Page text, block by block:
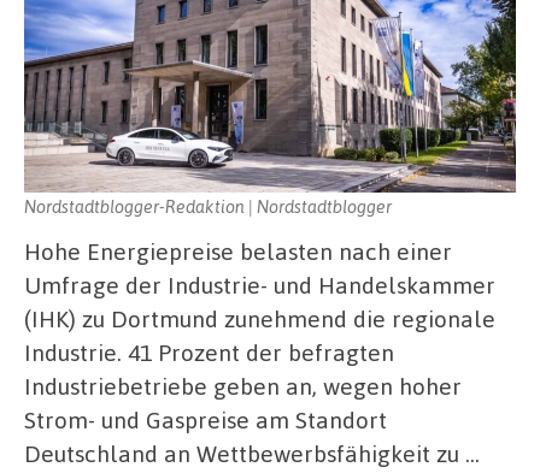
Nordstadtblogger-Redaktion | Nordstadtblogger
Hohe Energiepreise belasten nach einer
Umfrage der Industrie- und Handelskammer
(IHK) zu Dortmund zunehmend die regionale
Industrie. 41 Prozent der befragten
Industriebetriebe geben an, wegen hoher
Strom- und Gaspreise am Standort
Deutschland an Wettbewerbsfähigkeit zu …